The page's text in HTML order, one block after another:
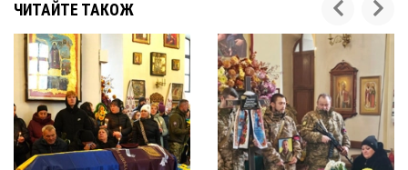
ЧИТАЙТЕ ТАКОЖ